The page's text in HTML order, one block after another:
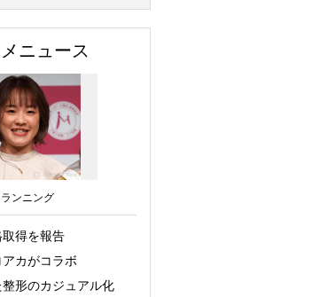
ニュース
ンニング
得を報告
カがコラボ
形のカジュアル化